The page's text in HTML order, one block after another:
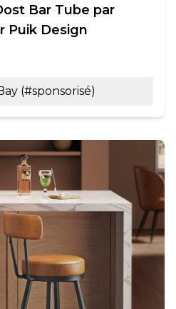
Bar Tube par
Puik Design
(#sponsorisé)